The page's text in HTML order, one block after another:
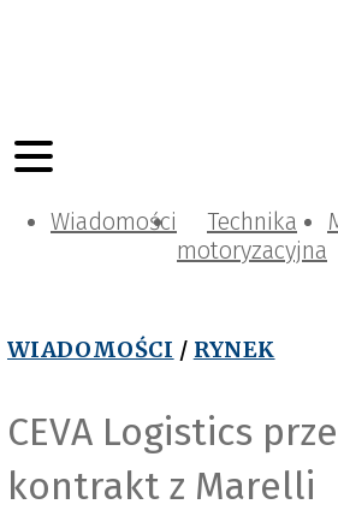
Wiadomości
Technika
motoryzacyjna
WIADOMOŚCI / RYNEK
CEVA Logistics
kontrakt z Marelli